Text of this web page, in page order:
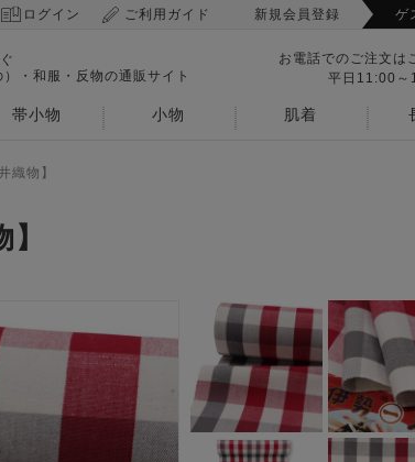
ログイン ご利用ガイド 新規会員登録 ゲ
・和服・反物の通販サイト
お電話でのご注文は
平日11:00～
帯小物 小物 肌着
織物】